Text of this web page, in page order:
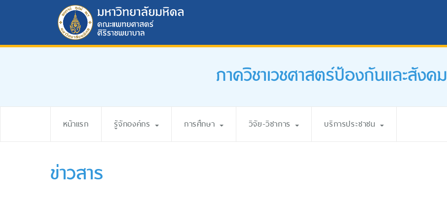
ภาควิชาเวชศาสตร์ป้องกันและสังคม
หน้าแรก รู้จักองค์กร การศึกษา วิจัย-วิชาการ บริการประชาชน
ข่าวสาร